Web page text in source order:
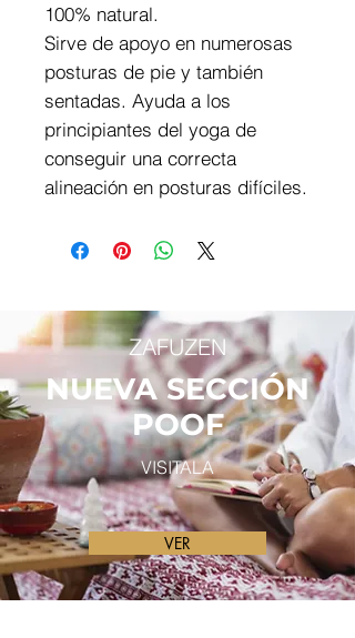
100% natural.
Sirve de apoyo en numerosas
posturas de pie y también
sentadas. Ayuda a los
principiantes del yoga de
conseguir una correcta
alineación en posturas difíciles.
ZAFUZEN
NUEVA SECCIÓN
POOF
VISITALA
VER